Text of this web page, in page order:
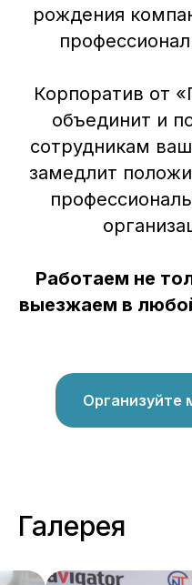
рождения
Корпоратив от
объединит и
сотрудникам
замедлит
Работаем не
выезжаем в
Организуйте
Галерея